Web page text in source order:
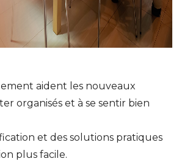
aident les nouveaux
organisés et à se sentir bien
et des solutions pratiques
plus facile.